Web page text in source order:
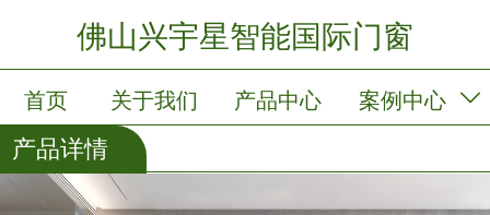
佛山兴宇星智能国际门窗
首页 关于我们 产品中心 案例中心
新闻中心 会员卡列表
产品详情